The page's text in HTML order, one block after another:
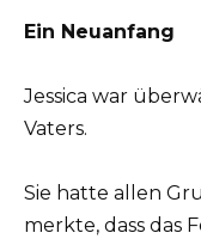
Ein Neuanfang
Jessica war
Vaters.
Sie hatte allen
merkte, dass das